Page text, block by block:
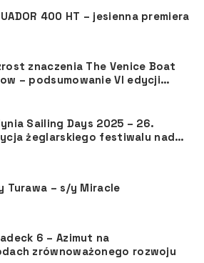
400 HT – jesienna premiera
znaczenia The Venice Boat
VI edycji
Sailing Days 2025 – 26.
żeglarskiego festiwalu nad
Turawa – s/y Miracle
6 – Azimut na
zrównoważonego rozwoju